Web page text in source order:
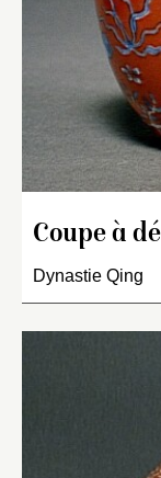
Coupe à
Dynastie Qing